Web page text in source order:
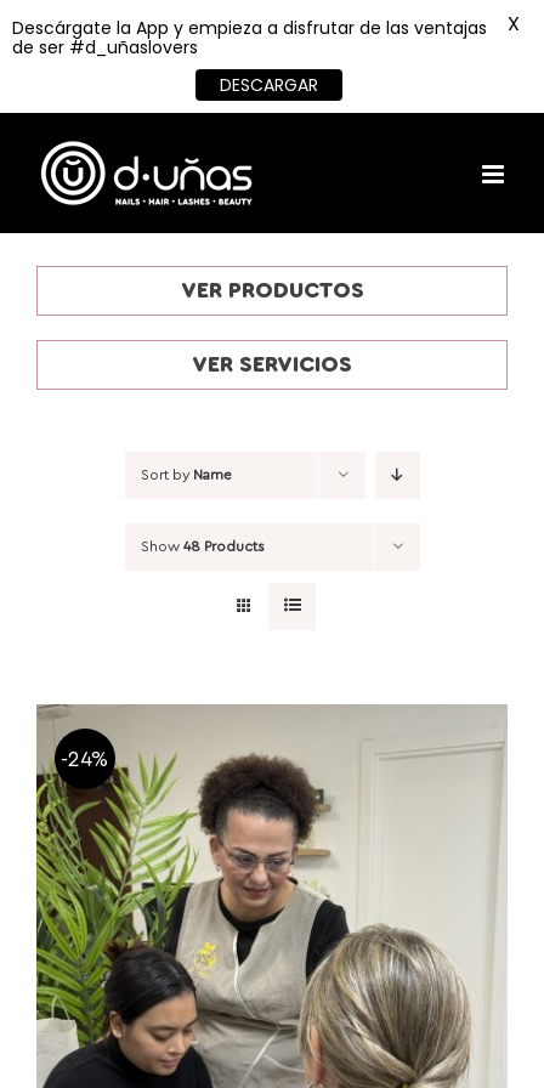
content
VER PRODUCTOS
VER SERVICIOS
Sort by Name
Show 48 Products
-24%
Descárgate la App y empieza a disfrutar de las ventajas
de ser #d_uñaslovers
DESCARGAR
X